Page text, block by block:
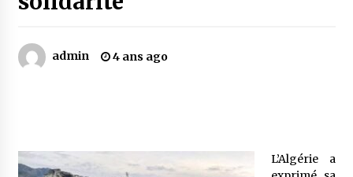
Oum el Gaïla / L’ogresse du M’zab
5 ans ago
admin 4 ans ago
L’Algérie a